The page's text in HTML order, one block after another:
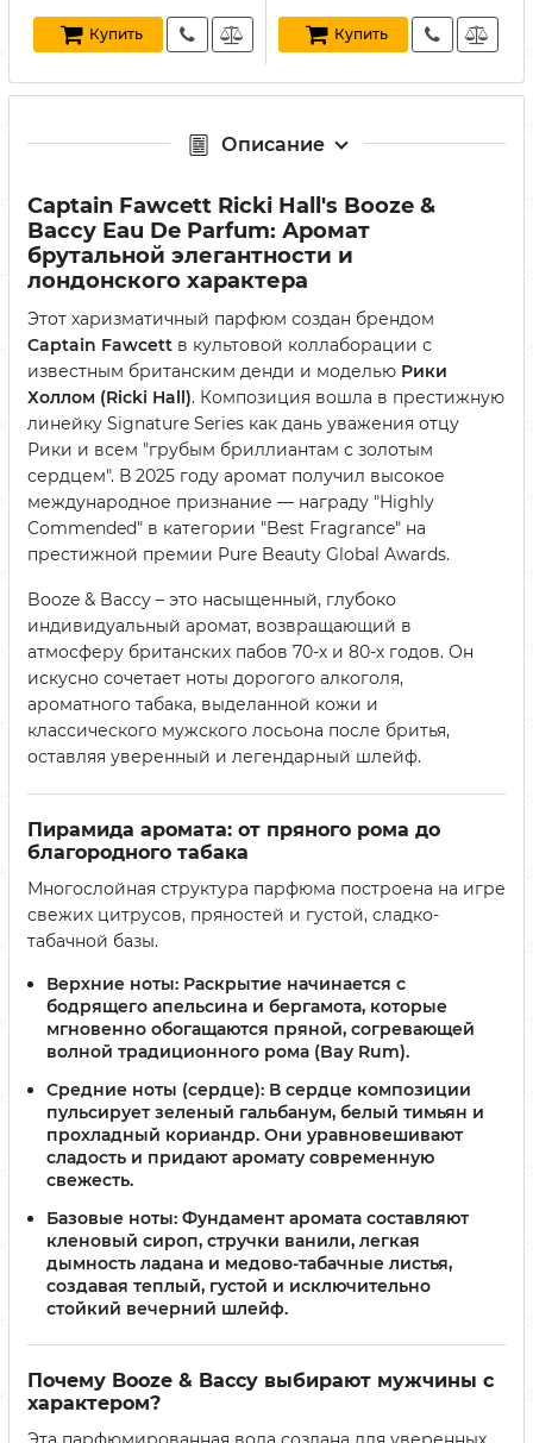
Купить Купить
Описание
Captain Fawcett Ricki Hall's Booze &
Baccy Eau De Parfum: Аромат
брутальной элегантности и
лондонского характера
Этот харизматичный парфюм создан брендом
Captain Fawcett в культовой коллаборации с
известным британским денди и моделью Рики
Холлом (Ricki Hall). Композиция вошла в престижную
линейку Signature Series как дань уважения отцу
Рики и всем "грубым бриллиантам с золотым
сердцем". В 2025 году аромат получил высокое
международное признание — награду "Highly
Commended" в категории "Best Fragrance" на
престижной премии Pure Beauty Global Awards.
Booze & Baccy – это насыщенный, глубоко
индивидуальный аромат, возвращающий в
атмосферу британских пабов 70-х и 80-х годов. Он
искусно сочетает ноты дорогого алкоголя,
ароматного табака, выделанной кожи и
классического мужского лосьона после бритья,
оставляя уверенный и легендарный шлейф.
Пирамида аромата: от пряного рома до
благородного табака
Многослойная структура парфюма построена на игре
свежих цитрусов, пряностей и густой, сладко-
табачной базы.
Верхние ноты: Раскрытие начинается с
бодрящего апельсина и бергамота, которые
мгновенно обогащаются пряной, согревающей
волной традиционного рома (Bay Rum).
Средние ноты (сердце): В сердце композиции
пульсирует зеленый гальбанум, белый тимьян и
прохладный кориандр. Они уравновешивают
сладость и придают аромату современную
свежесть.
Базовые ноты: Фундамент аромата составляют
кленовый сироп, стручки ванили, легкая
дымность ладана и медово-табачные листья,
создавая теплый, густой и исключительно
стойкий вечерний шлейф.
Почему Booze & Baccy выбирают мужчины с
характером?